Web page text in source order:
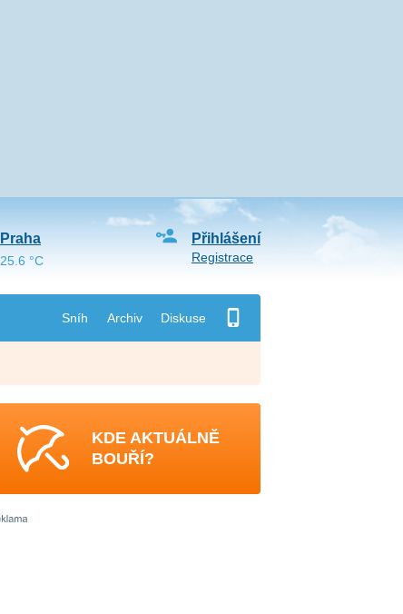
Sníh Archiv Diskuse
Přihlášení
Registrace
Praha
25.6 °C
KDE AKTUÁLNĚ
BOUŘÍ?